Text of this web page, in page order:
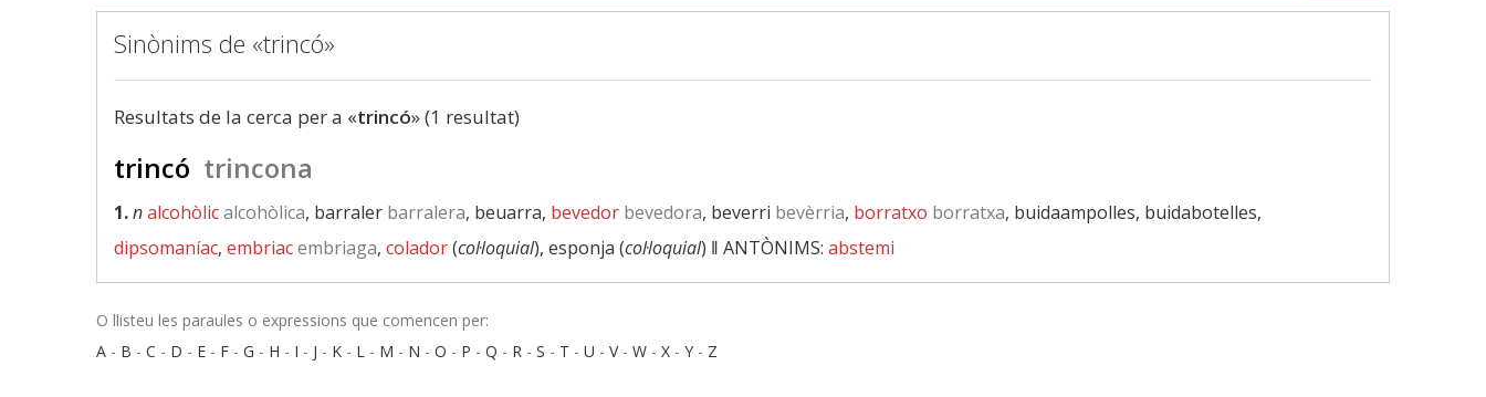
Sinònims de «trincó»
Resultats de la cerca per a «trincó» (1 resultat)
trincó trincona
1.nalcohòlicalcohòlica, barraler barralera, beuarra, bevedor bevedora, beverri bevèrria, borratxo borratxa, buidaampolles, buidabotelles,
dipsomaníac, embriacembriaga, colador(col·loquial), esponja (col·loquial) ‖ ANTÒNIMS: abstemi
O llisteu les paraules o expressions que comencen per:
A - B - C - D - E - F - G - H - I - J - K - L - M - N - O - P - Q - R - S - T - U - V- W - X - Y - Z